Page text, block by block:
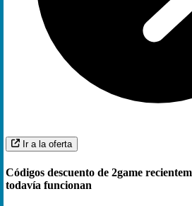
Ir a la oferta
Códigos descuento de 2game
todavía funcionan